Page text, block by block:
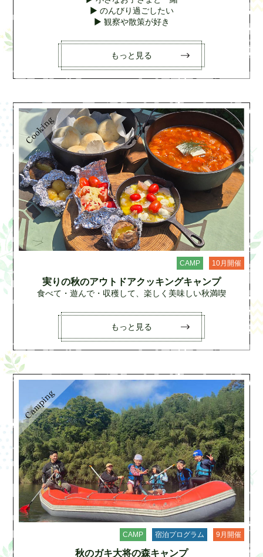
▶ のんびり過ごしたい
▶ 観察や散策が好き
もっと見る
CAMP 10月開催
実りの秋のアウトドアクッキングキャンプ
食べて・遊んで・収穫して、楽しく美味しい秋満喫
もっと見る
CAMP 宿泊プログラム 9月開催
秋のガキ大将の森キャンプ